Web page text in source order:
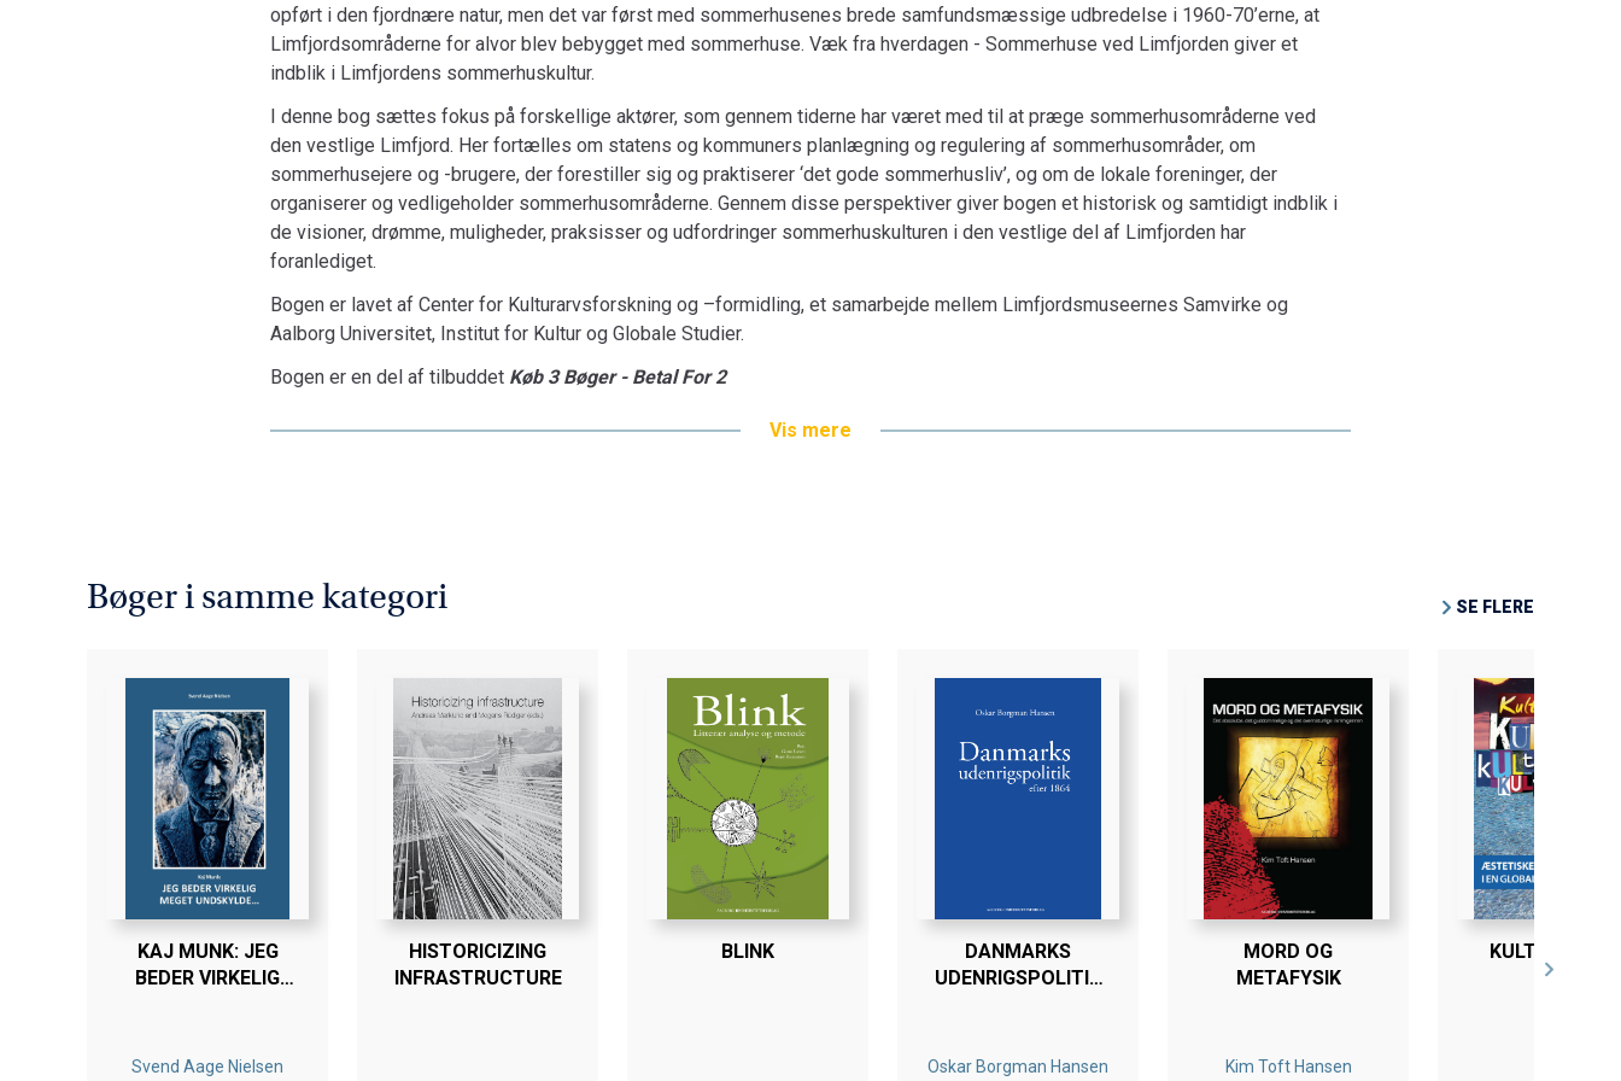
opført i den fjordnære natur, men det var først med sommerhusenes brede samfundsmæssige ud­bredelse i 1960-70’erne, at
Limfjordsområderne for al­vor blev bebygget med sommerhuse. Væk fra hverdagen - Sommerhuse ved Limfjorden giver et
indblik i Limfjor­dens sommerhuskultur.
I denne bog sættes fokus på forskellige aktører, som gennem tiderne har været med til at præge sommer­husområderne ved
den vestlige Limfjord. Her fortælles om statens og kommuners planlægning og regulering af sommerhusområder, om
sommerhusejere og -brugere, der forestiller sig og praktiserer ‘det gode sommerhus­liv’, og om de lokale foreninger, der
organiserer og ved­ligeholder sommerhusområderne. Gennem disse per­spektiver giver bogen et historisk og samtidigt indblik i
de visioner, drømme, muligheder, praksisser og udfordrin­ger sommerhuskulturen i den vestlige del af Limfjorden har
foranlediget.
Bogen er lavet af Center for Kulturarvsforskning og –formidling, et samarbejde mellem Limfjordsmuseernes Samvirke og
Aalborg Universitet, Institut for Kultur og Globale Studier.
Bogen er en del af tilbuddet Køb 3 Bøger - Betal For 2
Vis mere
Bøger i samme kategori SE FLERE
KAJ MUNK: JEG
BEDER VIRKELIG
Svend Aage Nielsen
HISTORICIZING
INFRASTRUCTURE
BLINK
DANMARKS
UDENRIGSPOLITIK
Oskar Borgman Hansen
MORD OG
METAFYSIK
Kim Toft Hansen